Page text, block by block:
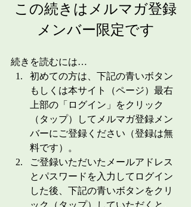
この続きはメルマガ登録
メンバー限定です
続きを読むには…
初めての方は、下記の青いボタン
もしくは本サイト（ページ）最右
上部の「ログイン」をクリック
（タップ）してメルマガ登録メン
バーにご登録ください（登録は無
料です）。
ご登録いただいたメールアドレス
とパスワードを入力してログイン
した後、下記の青いボタンをクリ
ック（タップ）していただくと、